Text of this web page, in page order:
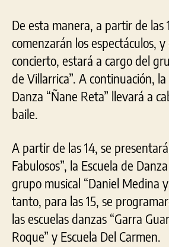
De esta manera, a partir de las
comenzarán los espectáculos,
concierto, estará a cargo del
de Villarrica”. A continuación, la
Danza “Ñane Reta” llevará a
baile.
A partir de las 14, se
Fabulosos”, la Escuela de
grupo musical “Daniel Medina
tanto, para las 15, se
las escuelas danzas “Garra
Roque” y Escuela Del Carmen.